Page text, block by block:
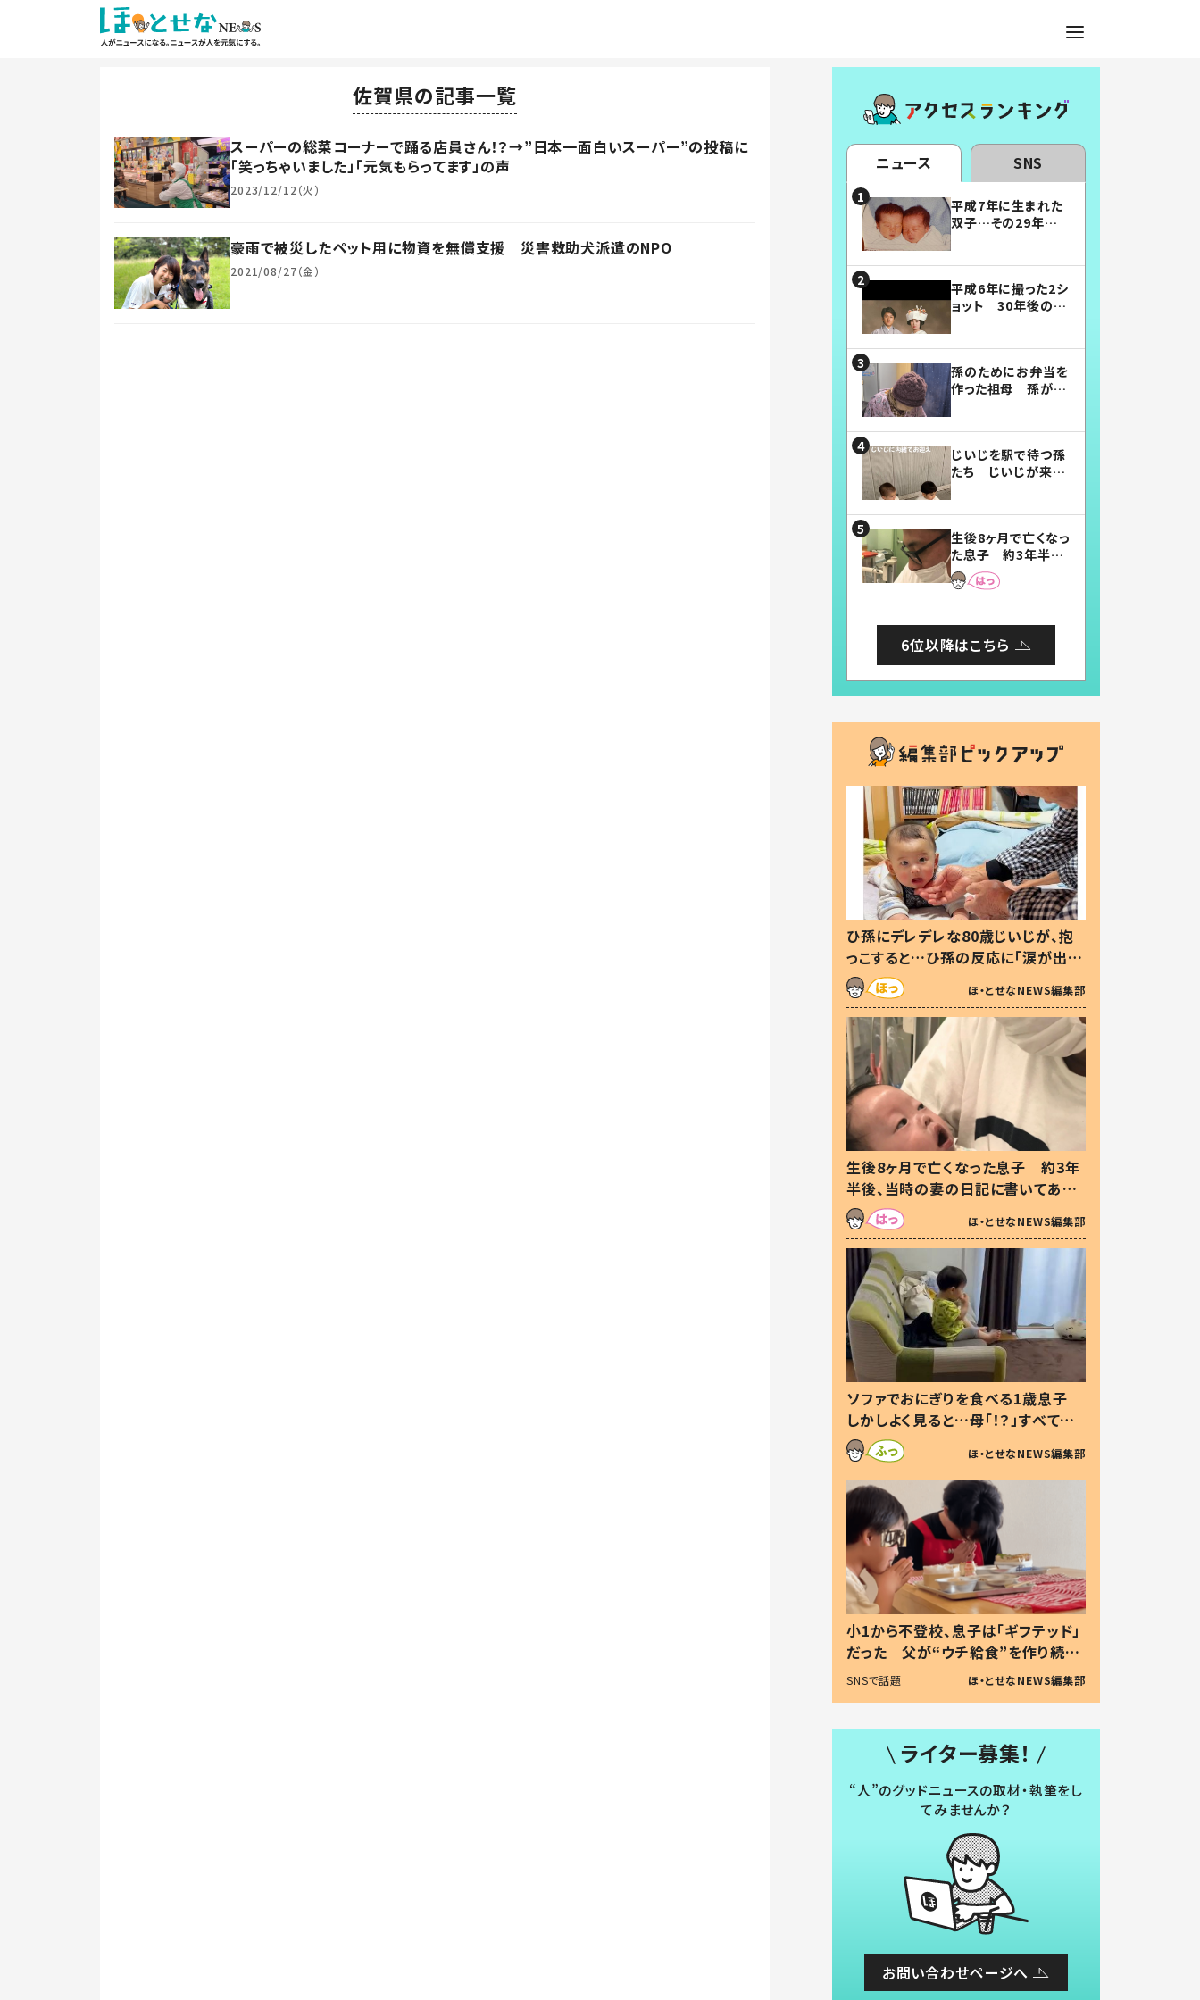
佐賀県の記事一覧
スーパーの総菜コーナーで踊る店員さん！？→”日本一面白いスーパー”の投稿に
「笑っちゃいました」「元気もらってます」の声
2023/12/12（火）
豪雨で被災したペット用に物資を無償支援 災害救助犬派遣のNPO
2021/08/27（金）
ニュース SNS
平成7年に生まれた
双子…その29年後
平成6年に撮った2シ
ョット 30年後の姿
孫のためにお弁当を
作った祖母 孫が絶
じいじを駅で待つ孫
たち じいじが来た
まらない」「幸せにな
れる」
生後8ヶ月で亡くなっ
た息子 約3年半
後、当時の妻の日記
に書いてあった本音
6位以降はこちら
ひ孫にデレデレな80歳じいじが、抱
っこすると…ひ孫の反応に「涙が出ま
した」「可愛くて仕方ない」
ほ・とせなNEWS編集部
生後8ヶ月で亡くなった息子 約3年
半後、当時の妻の日記に書いてあっ
た本音とは
ほ・とせなNEWS編集部
ソファでおにぎりを食べる1歳息子
しかしよく見ると…母「！？」すべてを
察した母の投稿に「可愛いから許
す！」「現行犯〜」
ほ・とせなNEWS編集部
小1から不登校、息子は「ギフテッド」
だった 父が“ウチ給食”を作り続け
る理由とは #令和の親 #令和の子
SNSで話題 ほ・とせなNEWS編集部
ライター募集！
“人”のグッドニュースの取材・執筆をし
てみませんか？
お問い合わせページへ